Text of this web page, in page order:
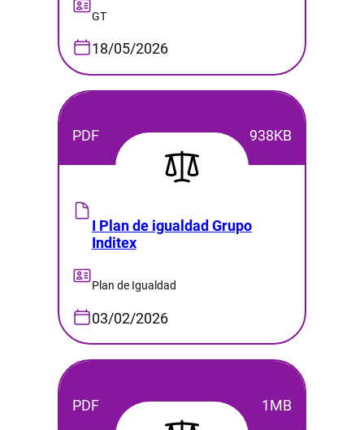
GT
18/05/2026
PDF 938KB
I Plan de igualdad Grupo
Inditex
Plan de Igualdad
03/02/2026
PDF 1MB